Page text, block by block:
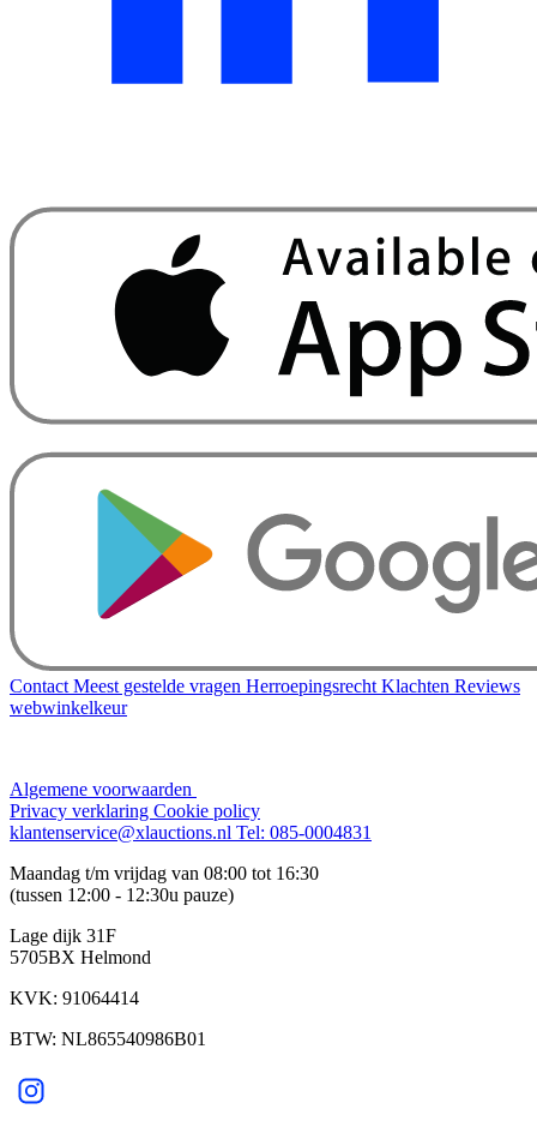
Contact Meest gestelde vragen Herroepingsrecht Klachten Reviews
webwinkelkeur
Algemene voorwaarden
Privacy verklaring Cookie policy
klantenservice@xlauctions.nl Tel: 085-0004831
Maandag t/m vrijdag van 08:00 tot 16:30
(tussen 12:00 - 12:30u pauze)
Lage dijk 31F
5705BX Helmond
KVK: 91064414
BTW: NL865540986B01